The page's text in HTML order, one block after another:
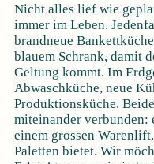
Nicht alles lief wie
immer im Leben.
brandneue
blauem Schrank, damit
Geltung kommt. Im
Abwaschküche, neue
Produktionsküche.
miteinander verbunden:
einem grossen
Paletten bietet. Wir